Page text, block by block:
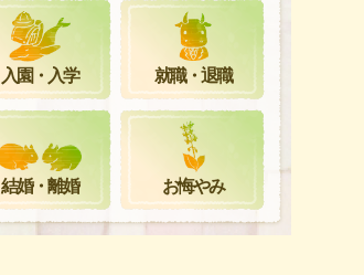
入園・入学 就職・退職
結婚・離婚 お悔やみ